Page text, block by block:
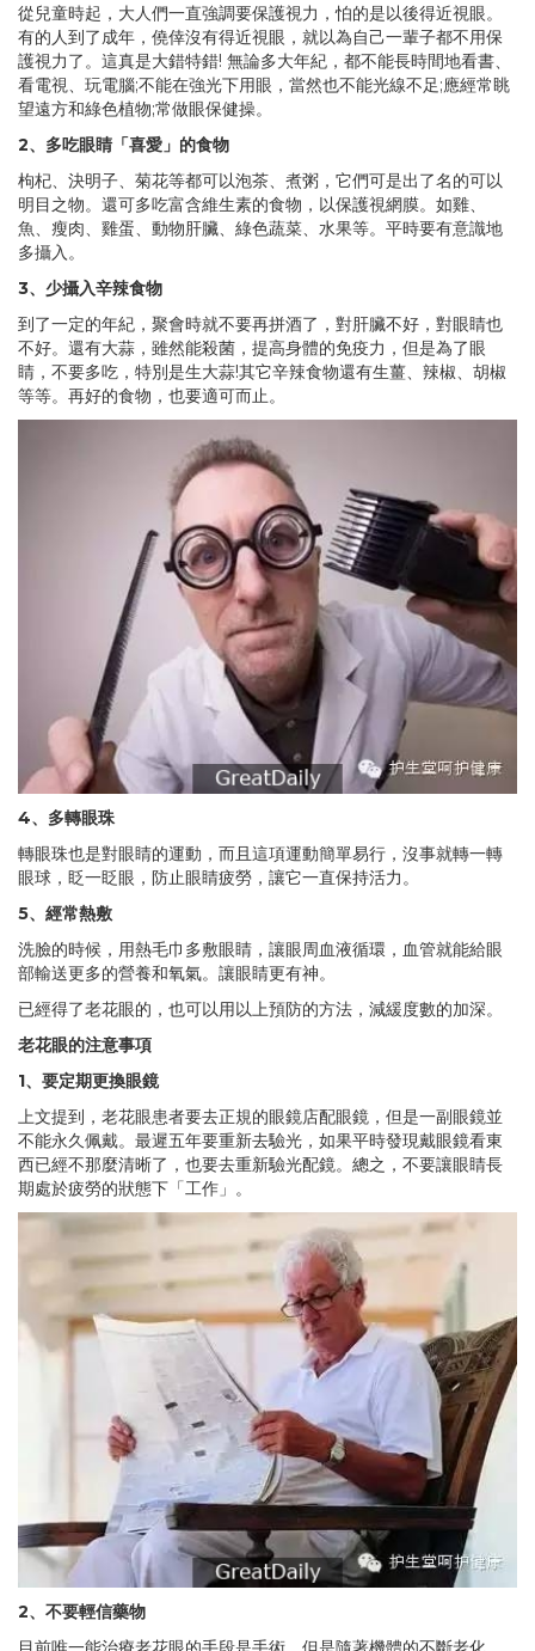
從兒童時起，大人們一直強調要保護視力，怕的是以後得近視眼。
有的人到了成年，僥倖沒有得近視眼，就以為自己一輩子都不用保
護視力了。這真是大錯特錯! 無論多大年紀，都不能長時間地看書、
看電視、玩電腦;不能在強光下用眼，當然也不能光線不足;應經常眺
望遠方和綠色植物;常做眼保健操。
2、多吃眼睛「喜愛」的食物
枸杞、決明子、菊花等都可以泡茶、煮粥，它們可是出了名的可以
明目之物。還可多吃富含維生素的食物，以保護視網膜。如雞、
魚、瘦肉、雞蛋、動物肝臟、綠色蔬菜、水果等。平時要有意識地
多攝入。
3、少攝入辛辣食物
到了一定的年紀，聚會時就不要再拼酒了，對肝臟不好，對眼睛也
不好。還有大蒜，雖然能殺菌，提高身體的免疫力，但是為了眼
睛，不要多吃，特別是生大蒜!其它辛辣食物還有生薑、辣椒、胡椒
等等。再好的食物，也要適可而止。
4、 多轉眼珠
轉眼珠也是對眼睛的運動，而且這項運動簡單易行，沒事就轉一轉
眼球，眨一眨眼，防止眼睛疲勞，讓它一直保持活力。
5、 經常熱敷
洗臉的時候，用熱毛巾多敷眼睛，讓眼周血液循環，血管就能給眼
部輸送更多的營養和氧氣。讓眼睛更有神。
已經得了老花眼的，也可以用以上預防的方法，減緩度數的加深。
老花眼的注意事項
1、 要定期更換眼鏡
上文提到，老花眼患者要去正規的眼鏡店配眼鏡，但是一副眼鏡並
不能永久佩戴。最遲五年要重新去驗光，如果平時發現戴眼鏡看東
西已經不那麼清晰了，也要去重新驗光配鏡。總之，不要讓眼睛長
期處於疲勞的狀態下「工作」。
2、 不要輕信藥物